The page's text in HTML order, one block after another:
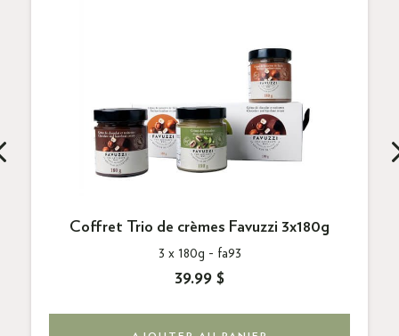
Coffret Trio de crèmes Favuzzi 3x180g
3 x 180g - fa93
39.99 $